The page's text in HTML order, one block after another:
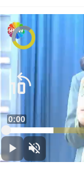
Video
Oynatıcısı
OynatSesi
Aç
Süre
0:00
Yüklendi:
18.99%